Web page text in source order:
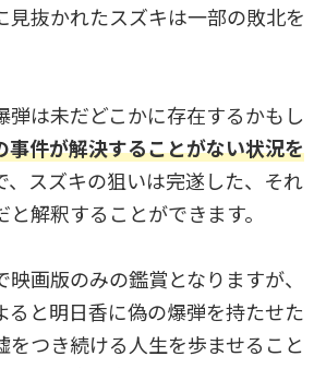
見抜かれたスズキは一部の敗北を
弾は未だどこかに存在するかもし
事件が解決することがない状況を
、スズキの狙いは完遂した、それ
解釈することができます。
画版のみの鑑賞となりますが、
ると明日香に偽の爆弾を持たせた
をつき続ける人生を歩ませること